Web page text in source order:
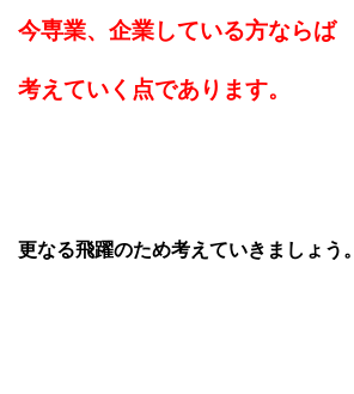
今専業、企業している方ならば
考えていく点であります。
更なる飛躍のため考えていきましょう。